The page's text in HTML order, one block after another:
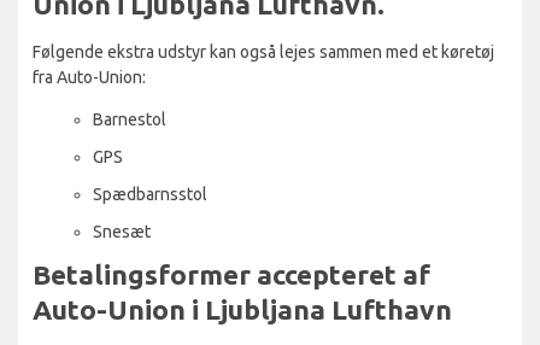
Følgende ekstra udstyr kan også lejes sammen med et køretøj
fra Auto-Union:
Barnestol
GPS
Spædbarnsstol
Snesæt
Betalingsformer accepteret af
Auto-Union i Ljubljana Lufthavn